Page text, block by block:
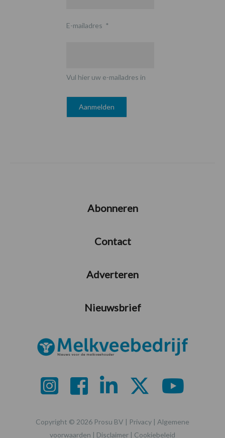
E-mailadres *
Vul hier uw e-mailadres in
Abonneren
Contact
Adverteren
Nieuwsbrief
Copyright © 2026 Prosu BV | Privacy | Algemene
voorwaarden | Disclaimer | Cookiebeleid